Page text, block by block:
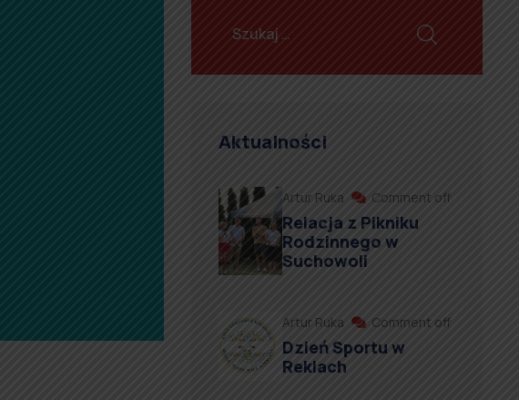
Aktualności
Artur Ruka Comment off
Relacja z Pikniku
Rodzinnego w
Suchowoli
Artur Ruka Comment off
Dzień Sportu w
Reklach